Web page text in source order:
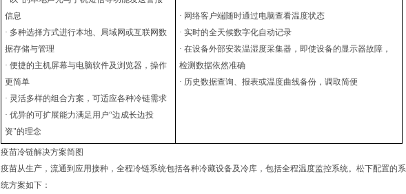
信息
· 多种选择方式进行本地、局域网或互联网数
据存储与管理
· 便捷的主机屏幕与电脑软件及浏览器，操作
更简单
· 灵活多样的组合方案，可适应各种冷链需求
· 优异的可扩展能力满足用户“边成长边投
资"的理念
· 网络客户端随时通过电脑查看温度状态
· 实时的全天候数字化自动记录
· 在设备外部安装温湿度采集器，即使设备的显示器故障，
检测数据依然准确
· 历史数据查询、报表或温度曲线备份，调取简便
疫苗冷链解决方案简图
疫苗从生产，流通到应用接种，全程冷链系统包括各种冷藏设备及冷库，包括全程温度监控系统。松下配置的系
统方案如下：